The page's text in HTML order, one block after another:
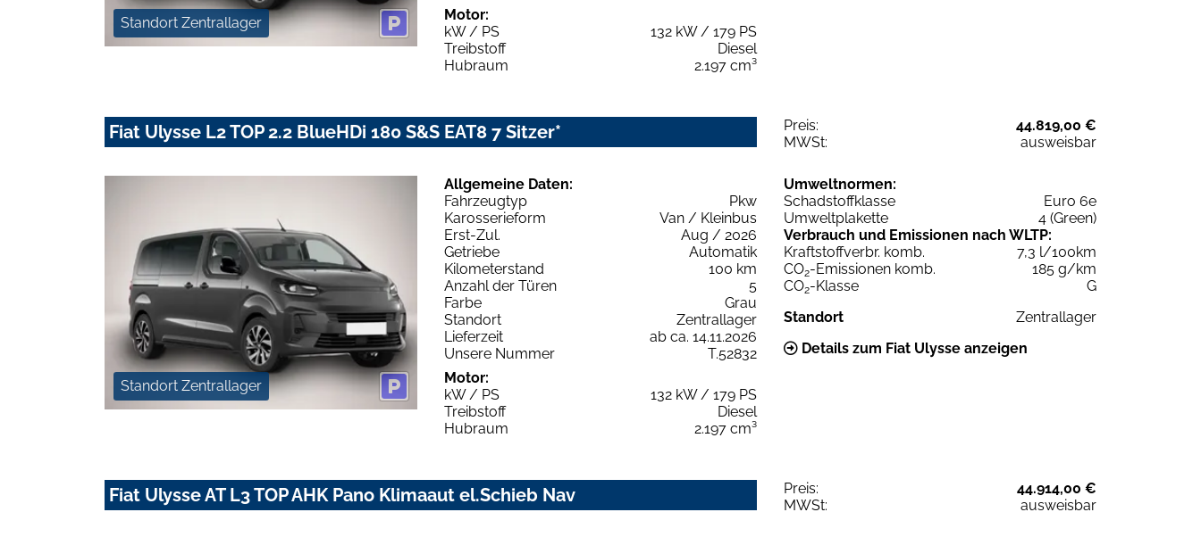
Standort Zentrallager
Motor:
kW / PS
132 kW / 179 PS
Treibstoff
Diesel
Hubraum
2.197 cm³
Fiat Ulysse L2 TOP 2.2 BlueHDi 180 S&S EAT8 7 Sitzer* Preis:
44.819,00 €
MWSt:
ausweisbar
Standort Zentrallager
Allgemeine Daten:
Fahrzeugtyp
Pkw
Karosserieform
Van / Kleinbus
Erst-Zul.
Aug / 2026
Getriebe
Automatik
Kilometerstand
100 km
Anzahl der Türen
5
Farbe
Grau
Standort
Zentrallager
Lieferzeit
ab ca. 14.11.2026
Unsere Nummer
T.52832
Motor:
kW / PS
132 kW / 179 PS
Treibstoff
Diesel
Hubraum
2.197 cm³
Umweltnormen:
Schadstoffklasse
Euro 6e
Umweltplakette
4 (Green)
Verbrauch und Emissionen nach WLTP:
Kraftstoffverbr. komb.
7,3 l/100km
CO2-Emissionen komb.
185 g/km
CO2-Klasse
G
Standort
Zentrallager
Details zum Fiat Ulysse anzeigen
Fiat Ulysse AT L3 TOP AHK Pano Klimaaut el.Schieb Nav Preis:
44.914,00 €
MWSt:
ausweisbar